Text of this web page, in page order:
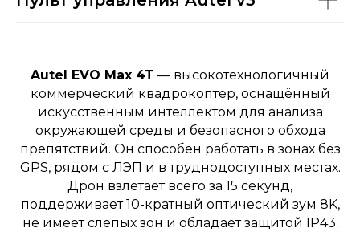
Autel EVO Max 4T — высокотехнологичный
коммерческий квадрокоптер, оснащённый
искусственным интеллектом для анализа
окружающей среды и безопасного обхода
препятствий. Он способен работать в зонах без
GPS, рядом с ЛЭП и в труднодоступных местах.
Дрон взлетает всего за 15 секунд,
поддерживает 10-кратный оптический зум 8K,
не имеет слепых зон и обладает защитой IP43.